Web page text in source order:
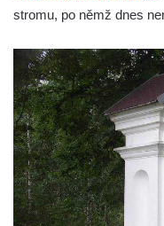
Křížová cesta Římov
Křížová cesta Římov
Herodesa
Křížová cesta Římov
Pilát
Křížová cesta Římov
Kaifáše (U Děvečky)
Křížová cesta Římov
stromu, po němž dnes